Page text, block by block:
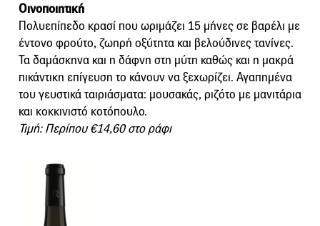
Οινοποιητική
Πολυεπίπεδο κρασί που ωριμάζει 15 μήνες σε βαρέλι με
έντονο φρούτο, ζωηρή οξύτητα και βελούδινες τανίνες.
Τα δαμάσκηνα και η δάφνη στη μύτη καθώς και η μακρά
πικάντικη επίγευση το κάνουν να ξεχωρίζει. Αγαπημένα
του γευστικά ταιριάσματα: μουσακάς, ριζότο με μανιτάρια
και κοκκινιστό κοτόπουλο.
Τιμή: Περίπου €14,60 στο ράφι